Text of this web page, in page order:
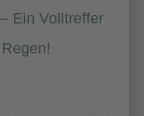
Ein Volltreffer